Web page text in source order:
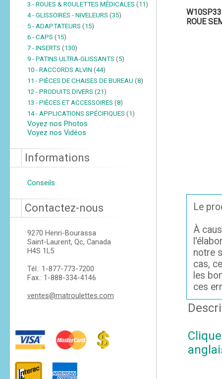
3 - ROUES & ROULETTES MÉDICALES (11)
4 - GLISSOIRES - NIVELEURS (35)
5 - ADAPTATEURS (15)
6 - CAPS (15)
7 - INSERTS (130)
9 - PATINS ULTRA-GLISSANTS (5)
10 - RACCORDS ALVIN (44)
11 - PIÈCES DE CHAISES DE BUREAU (8)
12 - PRODUITS DIVERS (21)
13 - PIÈCES ET ACCESSOIRES (8)
14 - APPLICATIONS SPÉCIFIQUES (1)
Voyez nos Photos
Voyez nos Vidéos
Informations
Conseils
Contactez-nous
9270 Henri-Bourassa
Saint-Laurent, Qc, Canada
H4S 1L5
Tél.: 1-877-773-7200
Fax.: 1-888-334-4146
ventes@matroulettes.com
ROUE
Le
À
notre
cas,
les
ces